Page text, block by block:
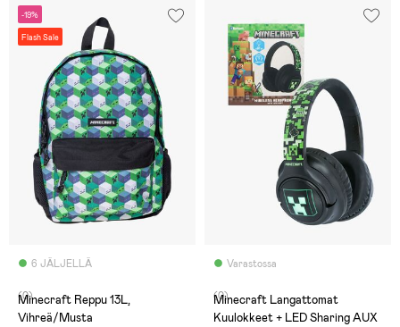
-19%
Flash Sale
6 JÄLJELLÄ
(0)
Minecraft Reppu 13L,
Vihreä/Musta
Varastossa
(0)
Minecraft Langattomat
Kuulokkeet + LED Sharing AUX